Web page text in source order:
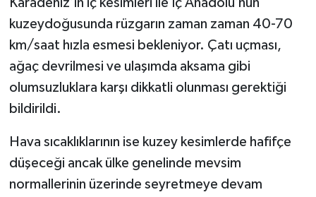
kuzeydoğusunda rüzgarın zaman zaman 40-70
km/saat hızla esmesi bekleniyor. Çatı uçması,
ağaç devrilmesi ve ulaşımda aksama gibi
olumsuzluklara karşı dikkatli olunması gerektiği
bildirildi.
Hava sıcaklıklarının ise kuzey kesimlerde hafifçe
düşeceği ancak ülke genelinde mevsim
normallerinin üzerinde seyretmeye devam